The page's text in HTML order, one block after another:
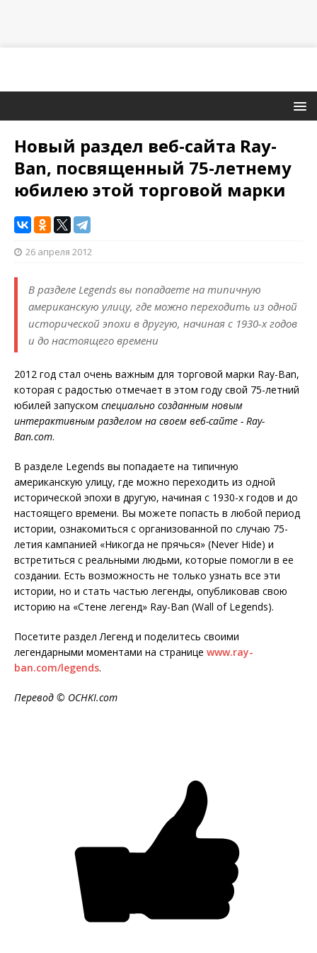
Новый раздел веб-сайта Ray-
Ban, посвященный 75-летнему
юбилею этой торговой марки
26 апреля 2012
В разделе Legends вы попадаете на типичную
американскую улицу, где можно переходить из одной
исторической эпохи в другую, начиная с 1930-х годов
и до настоящего времени
2012 год стал очень важным для торговой марки Ray-Ban,
которая с радостью отмечает в этом году свой 75-летний
юбилей запуском специально созданным новым
интерактивным разделом на своем веб-сайте - Ray-
Ban.com.
В разделе Legends вы попадаете на типичную
американскую улицу, где можно переходить из одной
исторической эпохи в другую, начиная с 1930-х годов и до
настоящего времени. Вы можете попасть в любой период
истории, ознакомиться с организованной по случаю 75-
летия кампанией «Никогда не прячься» (Never Hide) и
встретиться с реальными людьми, которые помогли в ее
создании. Есть возможность не только узнать все эти
истории, но и стать частью легенды, опубликовав свою
историю на «Стене легенд» Ray-Ban (Wall of Legends).
Посетите раздел Легенд и поделитесь своими
легендарными моментами на странице www.ray-
ban.com/legends.
Перевод © OCHKI.com